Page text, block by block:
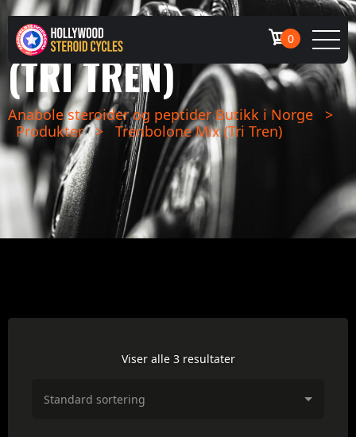
0
TRENBOLONE MIX
(TRI TREN)
Anabole steroider og peptider Butikk i Norge
>
Produkter > Trenbolone Mix (Tri Tren)
Viser alle 3 resultater